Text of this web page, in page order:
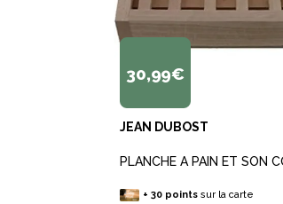
30,99€
JEAN DUBOST
PLANCHE A PAIN ET SON
+30 points sur la carte